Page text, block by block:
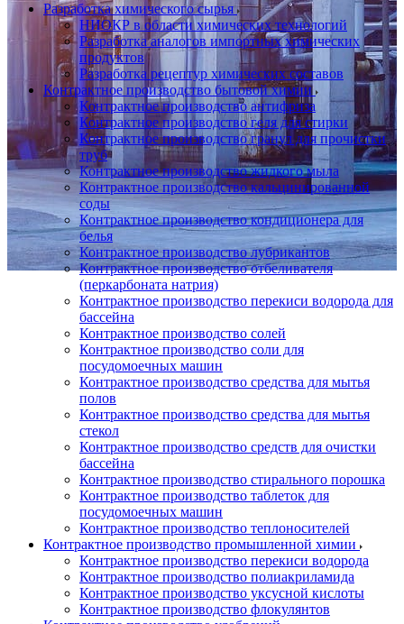
Разработка химического сырья
НИОКР в области химических технологий
Разработка аналогов импортных химических
продуктов
Разработка рецептур химических составов
Контрактное производство бытовой химии
Контрактное производство антифриза
Контрактное производство геля для стирки
Контрактное производство гранул для прочистки
труб
Контрактное производство жидкого мыла
Контрактное производство кальцинированной
соды
Контрактное производство кондиционера для
белья
Контрактное производство лубрикантов
Контрактное производство отбеливателя
(перкарбоната натрия)
Контрактное производство перекиси водорода для
бассейна
Контрактное производство солей
Контрактное производство соли для
посудомоечных машин
Контрактное производство средства для мытья
полов
Контрактное производство средства для мытья
стекол
Контрактное производство средств для очистки
бассейна
Контрактное производство стирального порошка
Контрактное производство таблеток для
посудомоечных машин
Контрактное производство теплоносителей
Контрактное производство промышленной химии
Контрактное производство перекиси водорода
Контрактное производство полиакриламида
Контрактное производство уксусной кислоты
Контрактное производство флокулянтов